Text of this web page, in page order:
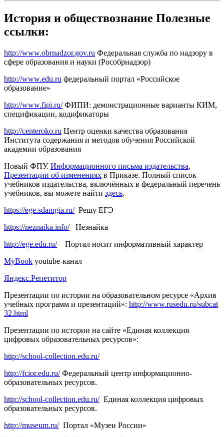
История и обществознание Полезные
ссылки:
http://www.obrnadzor.gov.ru Федеральная служба по надзору в
сфере образования и науки (Рособрнадзор)
http://www.edu.ru федеральный портал «Российское
образование»
http://www.fipi.ru/ФИПИ: демонстрационные варианты КИМ,
спецификации, кодификаторы
http://centeroko.ru Центр оценки качества образования
Института содержания и методов обучения Российской
академии образования
Новый ФПУ. Информационного письма издательства,
Презентации об изменениях в Приказе. Полный список
учебников издательства, включённых в федеральный перечень
учебников, вы можете найти здесь.
https://ege.sdamgia.ru/Решу ЕГЭ
https://neznaika.info/Незнайка
http://ege.edu.ru/Портал носит информативный характер
MyBook youtube-канал
Яндекс.Репетитор
Презентации по истории на образовательном ресурсе «Архив
учебных программ и презентаций»: http://www.rusedu.ru/subcat
32.html
Презентации по истории на сайте «Единая коллекция
цифровых образовательных ресурсов»:
http://school-collection.edu.ru/
http://fcior.edu.ru/Федеральный центр информационно-
образовательных ресурсов.
http://school-collection.edu.ru/Единая коллекция цифровых
образовательных ресурсов.
http://museum.ru/Портал «Музеи России»